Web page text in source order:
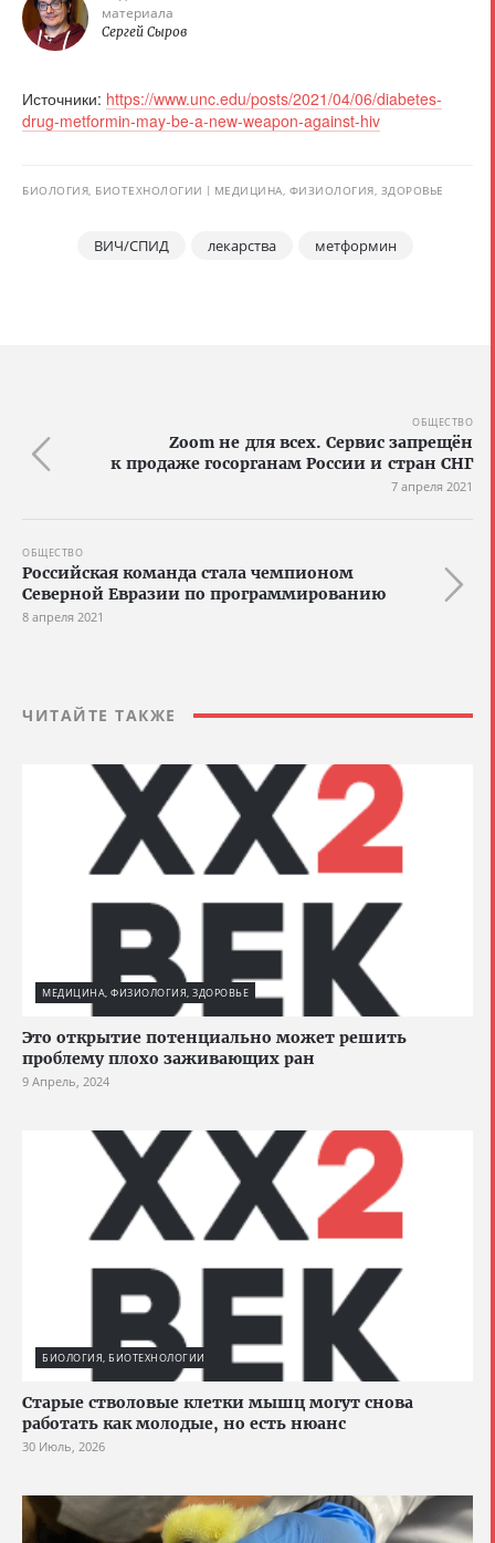
материала
Сергей Сыров
Источники: https://www.unc.edu/posts/2021/04/06/diabetes-
drug-metformin-may-be-a-new-weapon-against-hiv
БИОЛОГИЯ, БИОТЕХНОЛОГИИ МЕДИЦИНА, ФИЗИОЛОГИЯ, ЗДОРОВЬЕ
ВИЧ/СПИД лекарства метформин
ОБЩЕСТВО
Zoom не для всех. Сервис запрещён
к продаже госорганам России и стран СНГ
7 апреля 2021
ОБЩЕСТВО
Российская команда стала чемпионом
Северной Евразии по программированию
8 апреля 2021
ЧИТАЙТЕ ТАКЖЕ
МЕДИЦИНА, ФИЗИОЛОГИЯ, ЗДОРОВЬЕ
Это открытие потенциально может решить
проблему плохо заживающих ран
9 Апрель, 2024
БИОЛОГИЯ, БИОТЕХНОЛОГИИ
Старые стволовые клетки мышц могут снова
работать как молодые, но есть нюанс
30 Июль, 2026